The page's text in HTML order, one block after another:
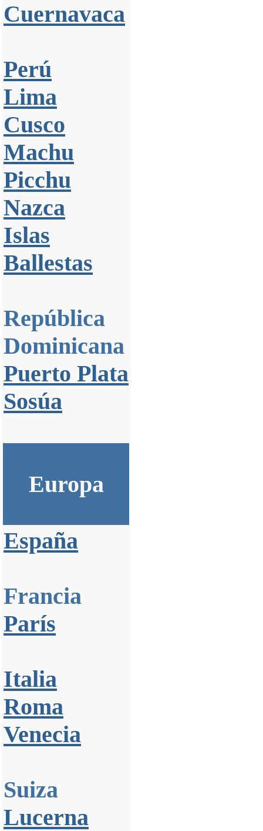
Cuernavaca
Perú
Lima
Cusco
Machu
Picchu
Nazca
Islas
Ballestas
República
Dominicana
Puerto Plata
Sosúa
Europa
España
Francia
París
Italia
Roma
Venecia
Suiza
Lucerna